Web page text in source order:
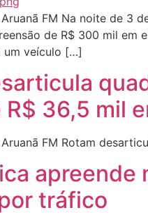
FM Na noite de 3
de R$ 300 mil em
um veículo […]
36,5 mil
FM Rotam
apreende
tráfico